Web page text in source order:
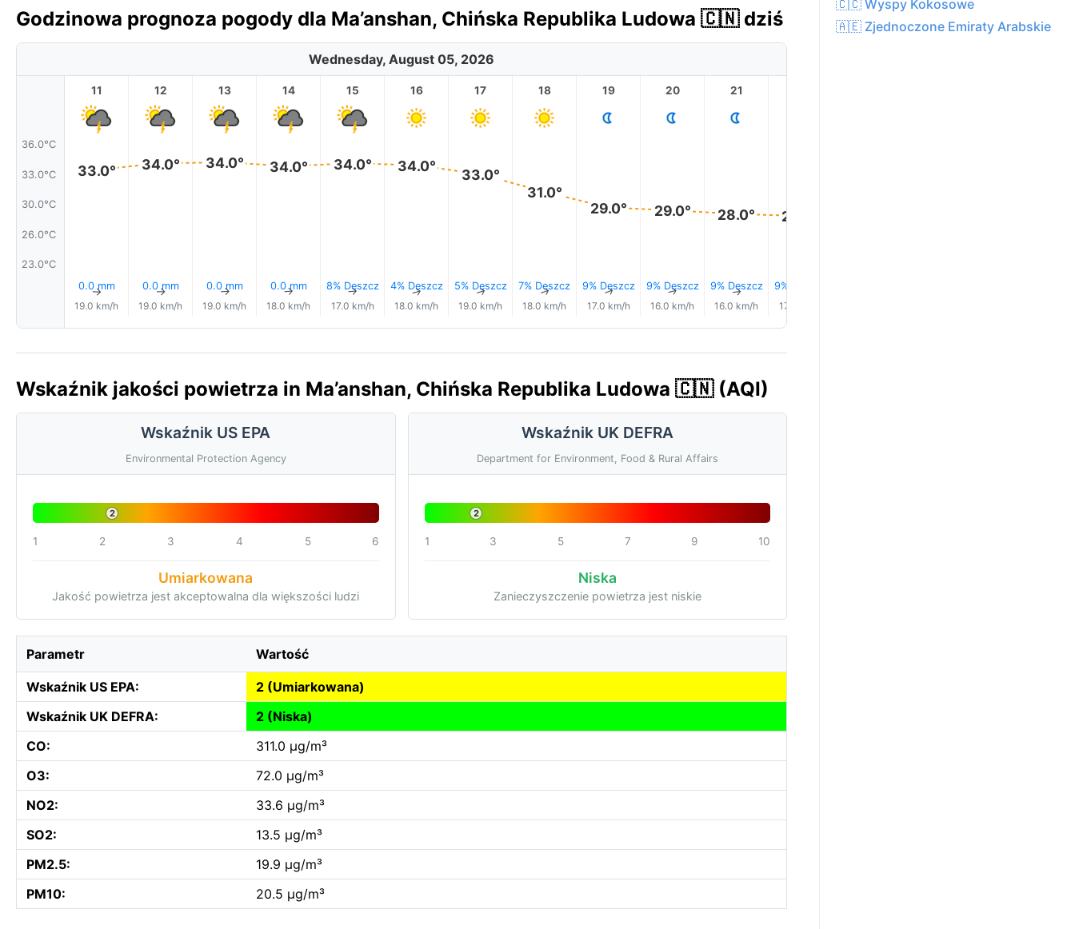
Godzinowa prognoza pogody dla Ma’anshan, Chińska Republika Ludowa 🇨🇳 dziś
Wednesday, August 05, 2026
36.0°C
33.0°C
30.0°C
26.0°C
23.0°C
11
33.0°
0.0 mm
↑
19.0 km/h
12
34.0°
0.0 mm
↑
19.0 km/h
13
34.0°
0.0 mm
↑
19.0 km/h
14
34.0°
0.0 mm
↑
18.0 km/h
15
34.0°
8% Deszcz
↑
17.0 km/h
16
34.0°
4% Deszcz
↑
18.0 km/h
17
33.0°
5% Deszcz
↑
19.0 km/h
18
31.0°
7% Deszcz
↑
18.0 km/h
19
29.0°
9% Deszcz
↑
17.0 km/h
20
29.0°
9% Deszcz
↑
16.0 km/h
21
28.0°
9% Deszcz
↑
16.0 km/h
28.0°
9% Deszcz
17.0 km/h
Wskaźnik jakości powietrza in Ma’anshan, Chińska Republika Ludowa 🇨🇳 (AQI)
Wskaźnik US EPA
Environmental Protection Agency
2
1 2 3 4 5 6
Umiarkowana
Jakość powietrza jest akceptowalna dla większości ludzi
Wskaźnik UK DEFRA
Department for Environment, Food & Rural Affairs
2
1 3 5 7 9 10
Niska
Zanieczyszczenie powietrza jest niskie
Parametr Wartość
Wskaźnik US EPA:
2 (Umiarkowana)
Wskaźnik UK DEFRA:
2 (Niska)
CO:
311.0 µg/m³
O3:
72.0 µg/m³
NO2:
33.6 µg/m³
SO2:
13.5 µg/m³
PM2.5:
19.9 µg/m³
PM10:
20.5 µg/m³
🇨🇨 Wyspy Kokosowe
🇦🇪 Zjednoczone Emiraty Arabskie